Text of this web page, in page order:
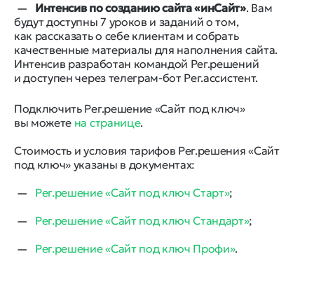
Интенсив по созданию сайта «инСайт». Вам
будут доступны 7 уроков и заданий о том,
как рассказать о себе клиентам и собрать
качественные материалы для наполнения сайта.
Интенсив разработан командой Рег.решений
и доступен через телеграм-бот Рег.ассистент.
Подключить Рег.решение «Сайт под ключ»
вы можете на странице.
Стоимость и условия тарифов Рег.решения «Сайт
под ключ» указаны в документах:
Рег.решение «Сайт под ключ Старт»;
Рег.решение «Сайт под ключ Стандарт»;
Рег.решение «Сайт под ключ Профи».